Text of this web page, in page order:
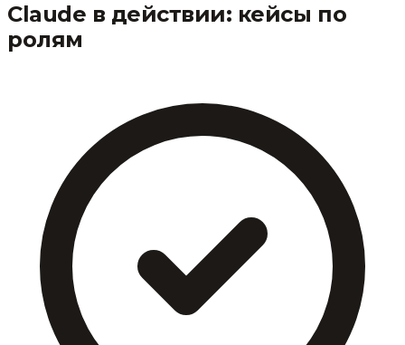
Claude в действии: кейсы по
ролям